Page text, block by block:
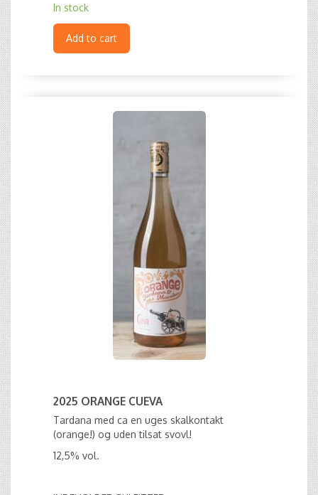
In stock
Add to cart
2025 ORANGE CUEVA
Tardana med ca en uges skalkontakt
(orange!) og uden tilsat svovl!
12,5% vol.